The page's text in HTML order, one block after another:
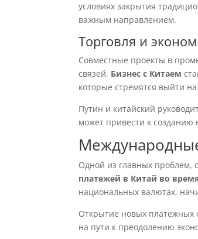
условиях закрытия
важным направлением.
Торговля и
Совместные проекты в
связей. Бизнес с Китаем
которые стремятся выйти
Путин и китайский
может привести к
Одной из главных проблем,
платежей в Китай во
национальных валютах,
Открытие новых платежных
на пути к преодолению